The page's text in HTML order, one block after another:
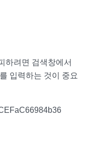
하려면 검색창에서
입력하는 것이 중요